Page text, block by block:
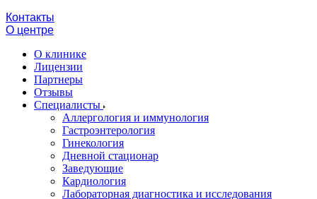
Контакты
О центре
О клинике
Лицензии
Партнеры
Отзывы
Специалисты
Аллергология и иммунология
Гастроэнтерология
Гинекология
Дневной стационар
Заведующие
Кардиология
Лабораторная диагностика и исследования